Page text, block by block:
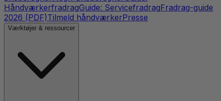
HåndværkerfradragGuide: ServicefradragFradrag-guide
2026 (PDF)Tilmeld håndværkerPresse
Værktøjer & ressourcer